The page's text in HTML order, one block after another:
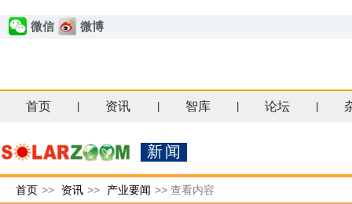
微信 微博
首页 资讯 智库 论坛
新闻
首页 >> 资讯 >> 产业要闻 >> 查看内容